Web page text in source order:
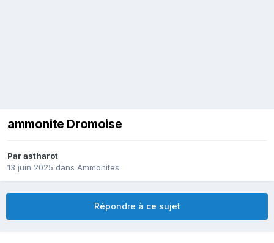
ammonite Dromoise
Parastharot
13 juin 2025 dans Ammonites
Répondre à ce sujet